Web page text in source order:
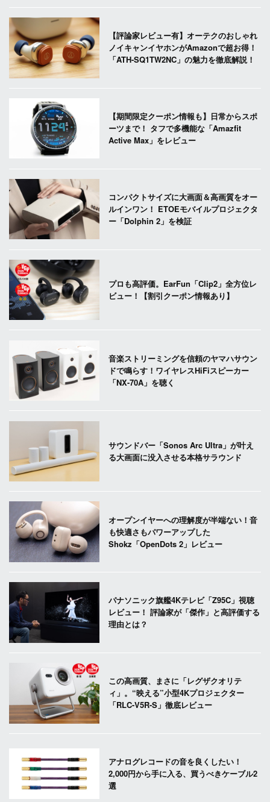
【評論家レビュー有】オーテクのおしゃれ
ノイキャンイヤホンがAmazonで超お得！
「ATH-SQ1TW2NC」の魅力を徹底解説！
【期間限定クーポン情報も】日常からスポ
ーツまで！ タフで多機能な「Amazfit
Active Max」をレビュー
コンパクトサイズに大画面＆高画質をオー
ルインワン！ ETOEモバイルプロジェクタ
ー「Dolphin 2」を検証
プロも高評価。EarFun「Clip2」全方位レ
ビュー！【割引クーポン情報あり】
音楽ストリーミングを信頼のヤマハサウン
ドで鳴らす！ワイヤレスHiFiスピーカー
「NX-70A」を聴く
サウンドバー「Sonos Arc Ultra」が叶え
る大画面に没入させる本格サラウンド
オープンイヤーへの理解度が半端ない！音
も快適さもパワーアップした
Shokz「OpenDots 2」レビュー
パナソニック旗艦4Kテレビ「Z95C」視聴
レビュー！ 評論家が「傑作」と高評価する
理由とは？
この高画質、まさに「レグザクオリテ
ィ」。“映える”小型4Kプロジェクター
「RLC-V5R-S」徹底レビュー
アナログレコードの音を良くしたい！
2,000円から手に入る、買うべきケーブル2
選